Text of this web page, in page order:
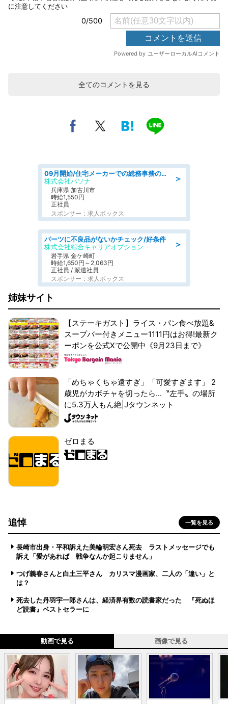
全てのコメントを見る
＞
09月開始/住宅メーカーでの総務事務のお仕事/駅近/車通勤可/一般事務/人事労務
株式会社パソナ
兵庫県 加古川市
時給1,550円
正社員
スポンサー：求人ボックス
＞
パーツに不良品がないかチェック/好条件
株式会社綜合キャリアオプション
岩手県 金ケ崎町
時給1,650円～2,063円
正社員 / 派遣社員
スポンサー：求人ボックス
姉妹サイト
【ステーキガスト】ライス・パン食べ放題&
スープバー付きメニュー1111円はお得!最新ク
ーポンを公式Xで公開中《9月23日まで》
「めちゃくちゃ遠すぎ」「可愛すぎます」 2
歳児がカボチャを切ったら...〝左手〟の場所
に5.3万人もん絶|Jタウンネット
ゼロまる
追悼 一覧を見る
長崎市出身・平和訴えた美輪明宏さん死去 ラストメッセージでも
訴え「愛があれば 戦争なんか起こりません」
つげ義春さんと白土三平さん カリスマ漫画家、二人の「違い」と
は？
死去した丹羽宇一郎さんは、経済界有数の読書家だった 『死ぬほ
ど読書』ベストセラーに
動画で見る 画像で見る